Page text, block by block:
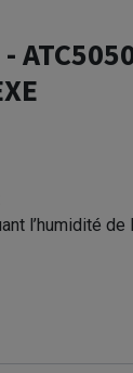
l’humidité de